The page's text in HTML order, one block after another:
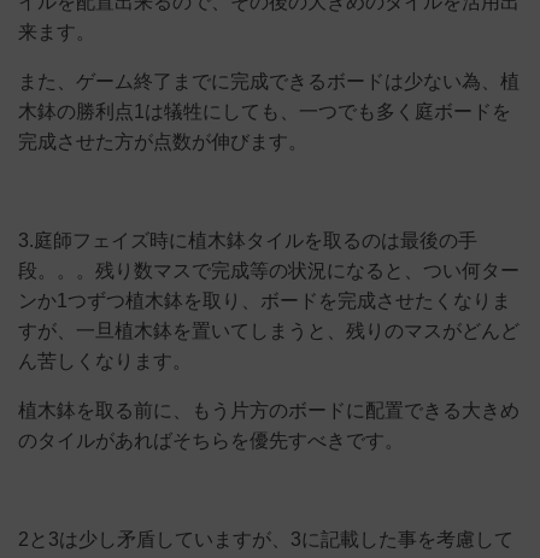
来ます。
また、ゲーム終了までに完成できるボードは少ない為、植
木鉢の勝利点1は犠牲にしても、一つでも多く庭ボードを
完成させた方が点数が伸びます。
3.庭師フェイズ時に植木鉢タイルを取るのは最後の手
段。。。残り数マスで完成等の状況になると、つい何ター
ンか1つずつ植木鉢を取り、ボードを完成させたくなりま
すが、一旦植木鉢を置いてしまうと、残りのマスがどんど
ん苦しくなります。
植木鉢を取る前に、もう片方のボードに配置できる大きめ
のタイルがあればそちらを優先すべきです。
2と3は少し矛盾していますが、3に記載した事を考慮して